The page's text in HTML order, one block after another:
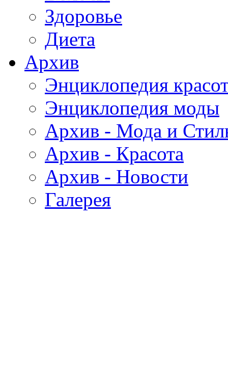
Здоровье
Диета
Архив
Энциклопедия
Энциклопедия моды
Архив - Мода и
Архив - Красота
Архив - Новости
Галерея